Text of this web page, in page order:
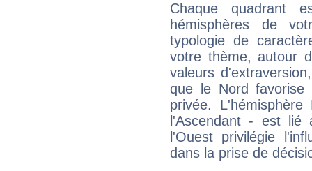
Chaque quadrant
hémisphères de
typologie de
votre thème, autour
valeurs
que le Nord favorise
privée.
l'Ascendant - est
l'Ouest privilégie
dans la prise de